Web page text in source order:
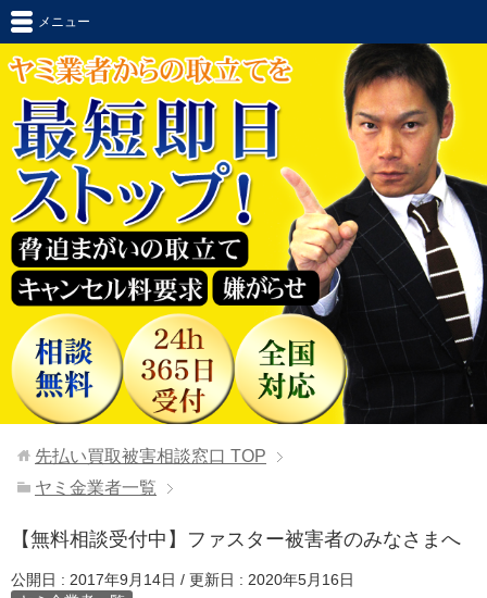
メニュー
先払い買取被害相談窓口 TOP
ヤミ金業者一覧
【無料相談受付中】ファスター被害者のみなさまへ
公開日 : 2017年9月14日 / 更新日 : 2020年5月16日